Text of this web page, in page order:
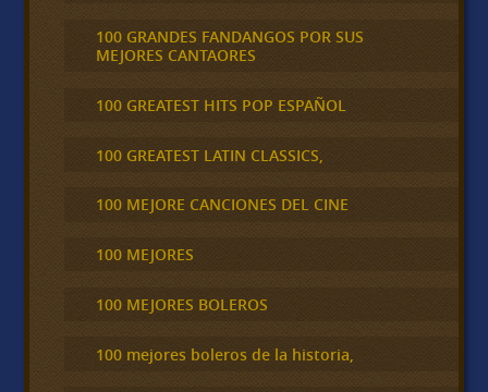
100 GRANDES FANDANGOS POR SUS
MEJORES CANTAORES
100 GREATEST HITS POP ESPAÑOL
100 GREATEST LATIN CLASSICS,
100 MEJORE CANCIONES DEL CINE
100 MEJORES
100 MEJORES BOLEROS
100 mejores boleros de la historia,